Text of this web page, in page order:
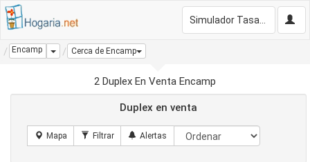
Encamp Dropdown
Cerca de Encamp
2 Duplex En Venta Encamp
Duplex en venta